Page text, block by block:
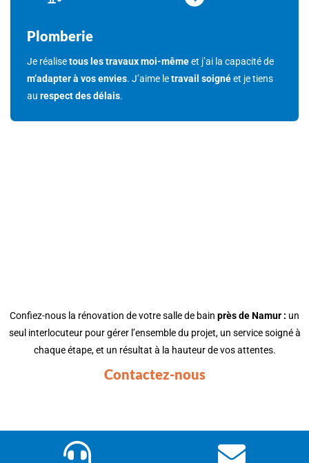
Plomberie
Je réalisetous les travaux moi-mêmeet j’ai la capacité de
m’adapter à vos envies. J’aime letravail soignéet je tiens
au respect des délais.
Confiez-nous la rénovation de votre salle de bain près de Namur : un
seul interlocuteur pour gérer l’ensemble du projet, un service soigné à
chaque étape, et un résultat à la hauteur de vos attentes.
Contactez-nous